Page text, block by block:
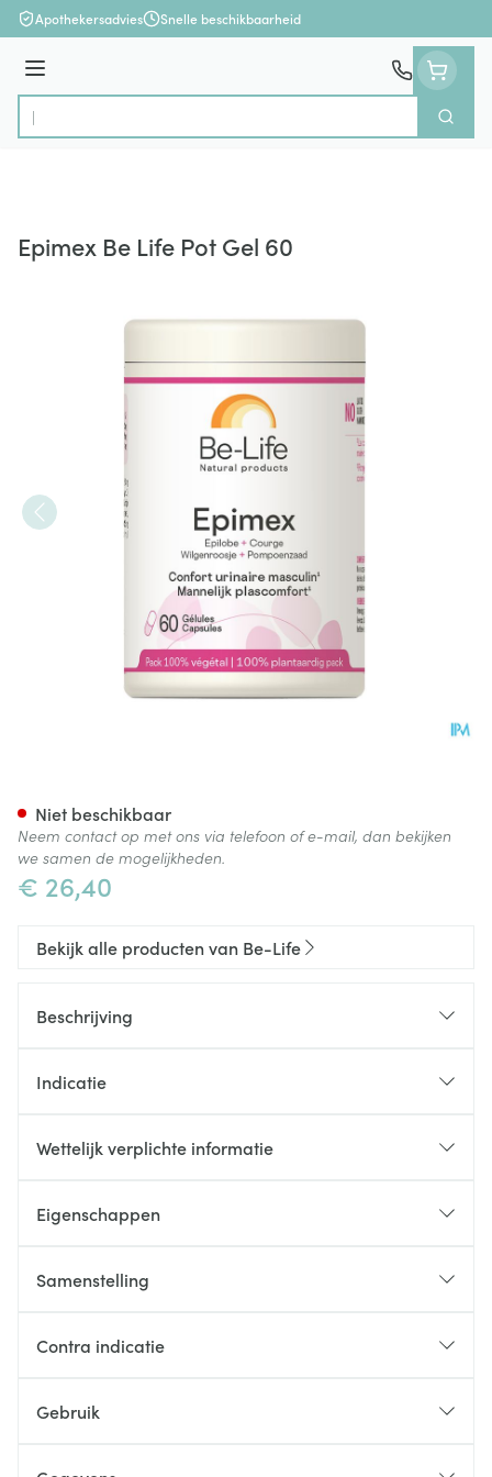
Ga naar de inhoud
Apothekersadvies Snelle beschikbaarheid
Menu
Product, merk, categorie...
Zoek
Epimex Be Life Pot Gel 60
€ 26,40
Niet beschikbaar
Neem contact op met ons via telefoon of e-mail, dan bekijken
we samen de mogelijkheden.
Bekijk alle producten van Be-Life
Beschrijving
Indicatie
Wettelijk verplichte informatie
Eigenschappen
Samenstelling
Contra indicatie
Gebruik